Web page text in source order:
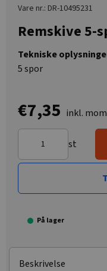
Vare nr.: DR-10495231
Remskive 5-
Tekniske
5 spor
€7,35 inkl.
st
På lager
Beskrivelse